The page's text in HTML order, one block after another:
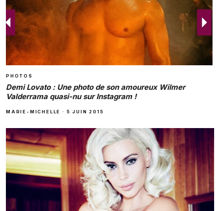
PHOTOS
Demi Lovato : Une photo de son amoureux Wilmer
Valderrama quasi-nu sur Instagram !
MARIE-MICHELLE · 5 JUIN 2015